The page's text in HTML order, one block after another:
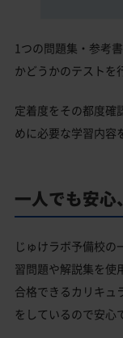
1つの問題集・参考
かどうかのテストを
定着度をその都度確
めに必要な学習内容
一人でも安心
じゅけラボ予備校の
習問題や解説集を使
合格できるカリキュ
をしているので安心